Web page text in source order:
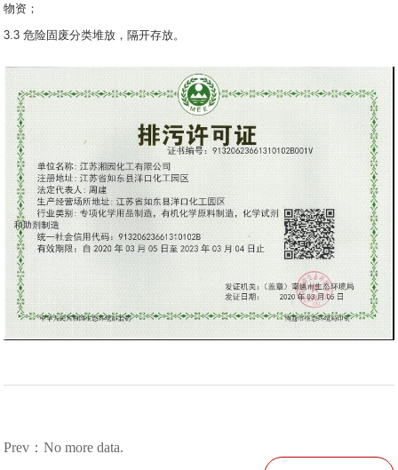
物资；
3.3 危险固废分类堆放，隔开存放。
Prev：No more data.